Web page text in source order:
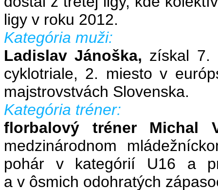
ligy v roku 2012.
Kategória muži:
Ladislav Jánoška, získal 7.
cyklotriale, 2. miesto v
majstrovstvách Slovenska.
Kategória tréner:
florbalový tréner Michal
medzinárodnom
pohár v kategórií U16 a
a v ôsmich odohratých